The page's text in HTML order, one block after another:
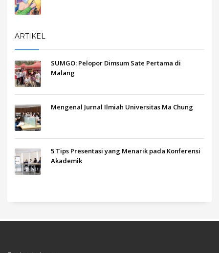
ARTIKEL
SUMGO: Pelopor Dimsum Sate Pertama di
Malang
Mengenal Jurnal Ilmiah Universitas Ma Chung
5 Tips Presentasi yang Menarik pada Konferensi
Akademik